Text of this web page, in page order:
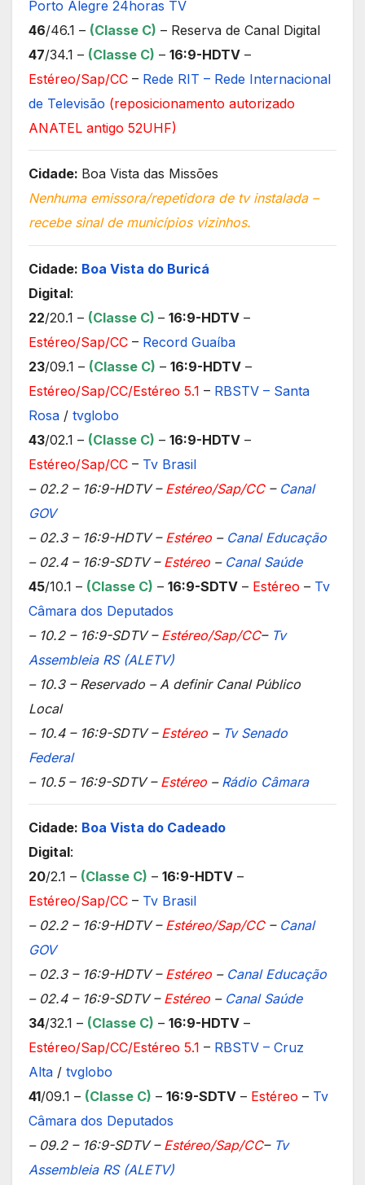
Porto Alegre 24horas TV
46/46.1 – (Classe C) – Reserva de Canal Digital
47/34.1 – (Classe C) – 16:9-HDTV –
Estéreo/Sap/CC – Rede RIT – Rede Internacional
de Televisão (reposicionamento autorizado
ANATEL antigo 52UHF)
Cidade: Boa Vista das Missões
Nenhuma emissora/repetidora de tv instalada –
recebe sinal de municípios vizinhos.
Cidade: Boa Vista do Buricá
Digital:
22/20.1 – (Classe C) – 16:9-HDTV –
Estéreo/Sap/CC – Record Guaíba
23/09.1 – (Classe C) – 16:9-HDTV –
Estéreo/Sap/CC/Estéreo 5.1 – RBSTV – Santa
Rosa / tvglobo
43/02.1 – (Classe C) – 16:9-HDTV –
Estéreo/Sap/CC – Tv Brasil
– 02.2 – 16:9-HDTV – Estéreo/Sap/CC – Canal
GOV
– 02.3 – 16:9-HDTV – Estéreo – Canal Educação
– 02.4 – 16:9-SDTV – Estéreo – Canal Saúde
45/10.1 – (Classe C) – 16:9-SDTV – Estéreo – Tv
Câmara dos Deputados
– 10.2 – 16:9-SDTV – Estéreo/Sap/CC– Tv
Assembleia RS (ALETV)
– 10.3 – Reservado – A definir Canal Público
Local
– 10.4 – 16:9-SDTV – Estéreo – Tv Senado
Federal
– 10.5 – 16:9-SDTV – Estéreo – Rádio Câmara
Cidade: Boa Vista do Cadeado
Digital:
20/2.1 – (Classe C) – 16:9-HDTV –
Estéreo/Sap/CC – Tv Brasil
– 02.2 – 16:9-HDTV – Estéreo/Sap/CC – Canal
GOV
– 02.3 – 16:9-HDTV – Estéreo – Canal Educação
– 02.4 – 16:9-SDTV – Estéreo – Canal Saúde
34/32.1 – (Classe C) – 16:9-HDTV –
Estéreo/Sap/CC/Estéreo 5.1 – RBSTV – Cruz
Alta / tvglobo
41/09.1 – (Classe C) – 16:9-SDTV – Estéreo – Tv
Câmara dos Deputados
– 09.2 – 16:9-SDTV – Estéreo/Sap/CC– Tv
Assembleia RS (ALETV)